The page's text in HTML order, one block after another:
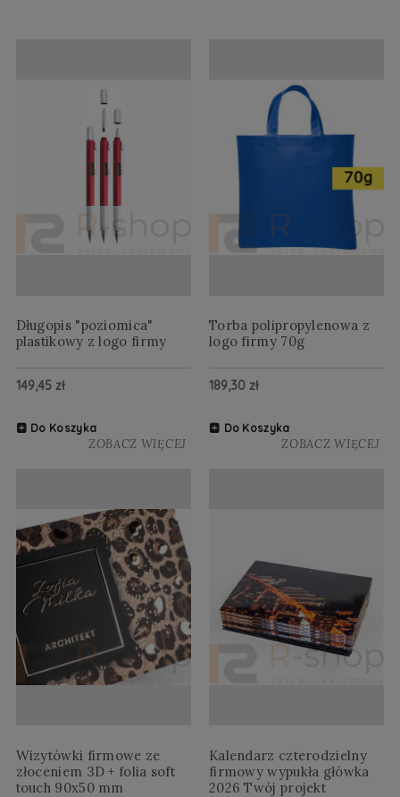
Długopis "poziomica"
plastikowy z logo firmy
149,45 zł
Do Koszyka
ZOBACZ WIĘCEJ
Torba polipropylenowa z
logo firmy 70g
189,30 zł
Do Koszyka
ZOBACZ WIĘCEJ
Wizytówki firmowe ze
złoceniem 3D + folia soft
touch 90x50 mm
Kalendarz czterodzielny
firmowy wypukła główka
2026 Twój projekt